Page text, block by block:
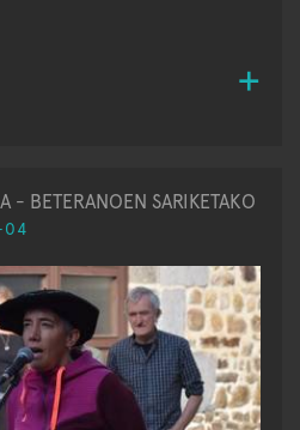
- BETERANOEN SARIKETAKO